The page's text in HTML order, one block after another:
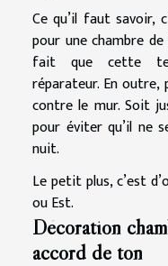
Ce qu’il faut savoir,
pour une chambre de
fait que cette
réparateur. En
contre le mur. Soit
pour éviter qu’il ne
nuit.
Le petit plus, c’est
ou Est.
Décoration
accord de ton